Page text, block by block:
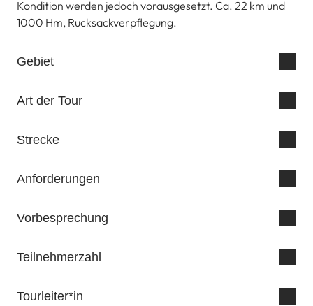
Kondition werden jedoch vorausgesetzt. Ca. 22 km und
1000 Hm, Rucksackverpflegung.
Gebiet
Art der Tour
Strecke
Anforderungen
Vorbesprechung
Teilnehmerzahl
Tourleiter*in